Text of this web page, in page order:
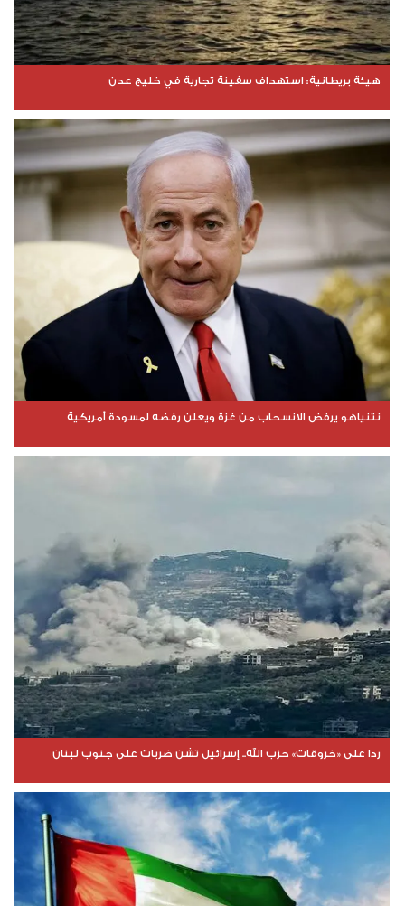
هيئة بريطانية: استهداف سفينة تجارية في خليج عدن
نتنياهو يرفض الانسحاب من غزة ويعلن رفضه لمسودة أمريكية
ردا على «خروقات» حزب الله.. إسرائيل تشن ضربات على جنوب لبنان